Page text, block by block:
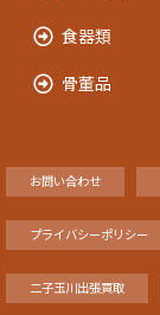
食器類
骨董品
お問い合わせ
プライバシーポリシー
二子玉川出張買取